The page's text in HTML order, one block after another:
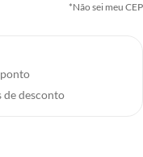
*Não sei meu CEP
desconto